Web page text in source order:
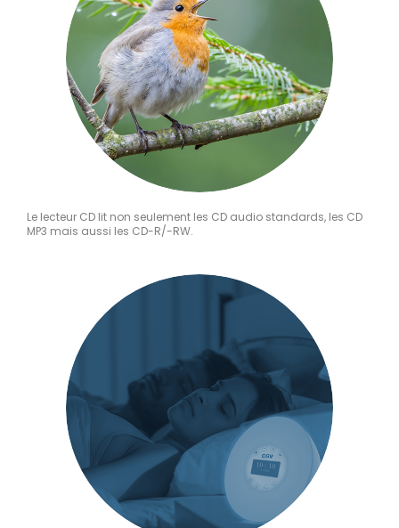
Le lecteur CD lit non seulement les CD audio standards, les CD
MP3 mais aussi les CD-R/-RW.